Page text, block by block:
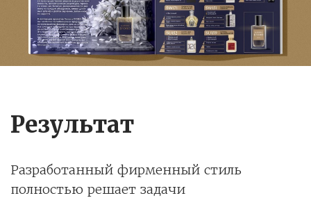
Результат
Разработанный фирменный стиль
полностью решает задачи